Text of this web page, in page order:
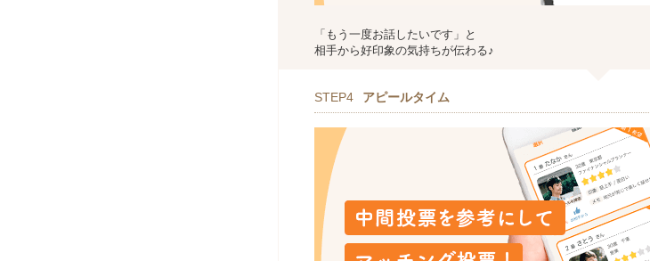
「もう一度お話したいです」と
相手から好印象の気持ちが伝わる♪
STEP4 アピールタイム